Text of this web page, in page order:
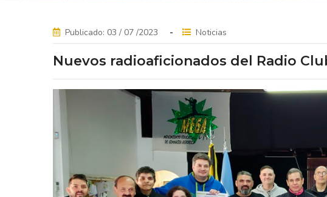
Publicado: 03 / 07 /2023 Noticias
Nuevos radioaficionados del Radio